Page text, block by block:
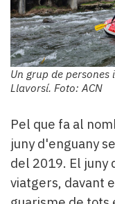
Un grup de
Llavorsí. Foto: ACN
Pel que fa al
juny d'enguany
del 2019. El juny
viatgers, davant